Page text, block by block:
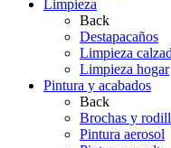
Limpieza
Back
Destapacaños
Limpieza
Limpieza hogar
Pintura y acabados
Back
Brochas y
Pintura aerosol